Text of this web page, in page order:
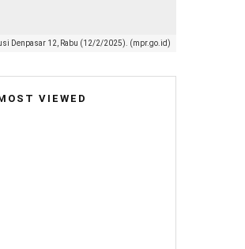
Denpasar 12, Rabu (12/2/2025). (mpr.go.id)
VIEWED